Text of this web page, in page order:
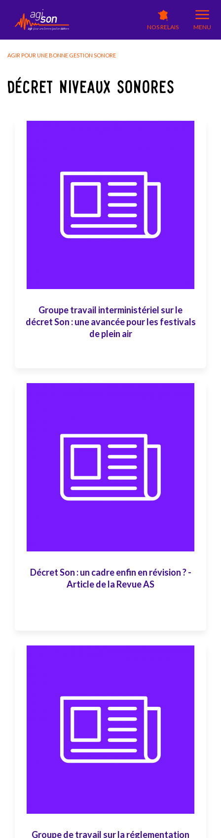
NOS RELAIS MENU
AGIR POUR UNE BONNE GESTION SONORE
DÉCRET NIVEAUX SONORES
Groupe travail interministériel sur le
décret Son : une avancée pour les festivals
de plein air
Décret Son : un cadre enfin en révision ? -
Article de la Revue AS
Groupe de travail sur la réglementation